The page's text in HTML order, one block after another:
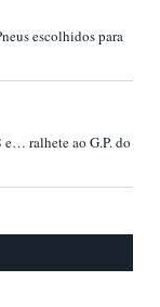
escolhidos para
ralhete ao G.P. do